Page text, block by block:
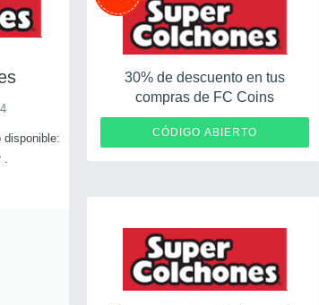
disponible:
.
30% de descuento en tus
compras de FC Coins
CÓDIGO ABIERTOFC2026